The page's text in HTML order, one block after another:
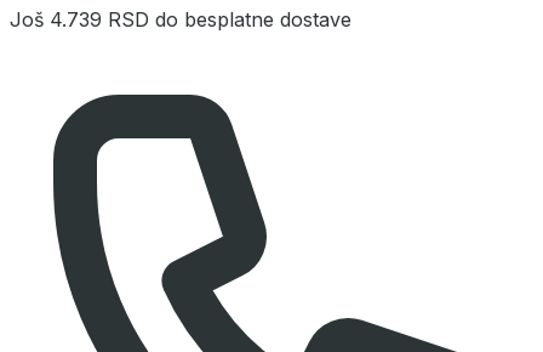
Još 4.739 RSD do besplatne dostave